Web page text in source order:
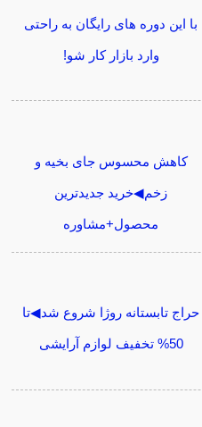
با این دوره های رایگان به راحتی
وارد بازار کار شو!
کاهش محسوس جای بخیه و
زخم◀خرید جدیدترین
محصول+مشاوره
حراج تابستانه روژا شروع شد◀تا
50% تخفیف لوازم آرایشی